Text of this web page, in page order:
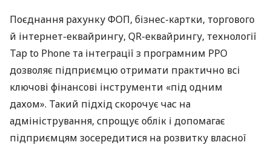
Поєднання рахунку ФОП, бізнес-картки, торгового
й інтернет-еквайрингу, QR-еквайрингу, технології
Tap to Phone та інтеграції з програмним РРО
дозволяє підприємцю отримати практично всі
ключові фінансові інструменти «під одним
дахом». Такий підхід скорочує час на
адміністрування, спрощує облік і допомагає
підприємцям зосередитися на розвитку власної